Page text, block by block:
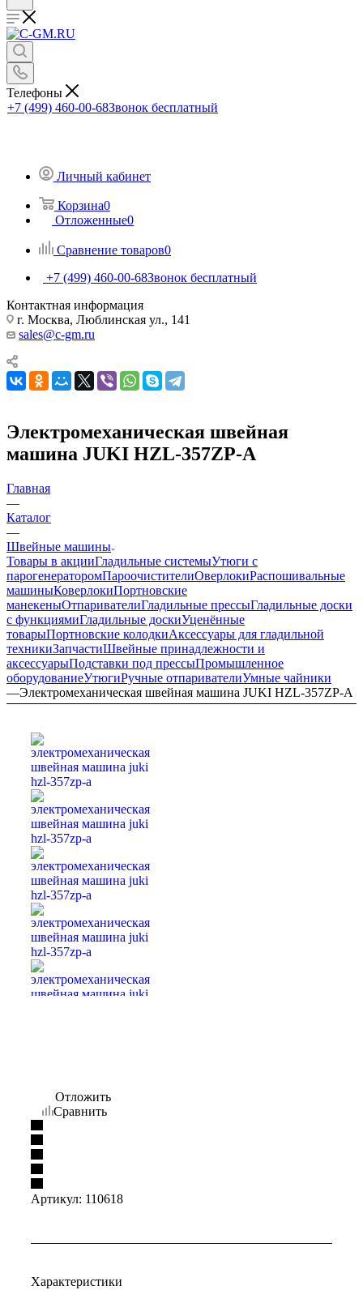
Телефоны
+7 (499) 460-00-68Звонок бесплатный
Личный кабинет
Корзина0
Отложенные0
Сравнение товаров0
+7 (499) 460-00-68Звонок бесплатный
Контактная информация
г. Москва, Люблинская ул., 141
sales@c-gm.ru
Электромеханическая швейная
машина JUKI HZL-357ZP-A
Главная
—
Каталог
—
Швейные машины
Товары в акцииГладильные системыУтюги с
парогенераторомПароочистителиОверлокиРаспошивальные
машиныКоверлокиПортновские
манекеныОтпаривателиГладильные прессыГладильные доски
с функциямиГладильные доскиУценённые
товарыПортновские колодкиАксессуары для гладильной
техникиЗапчастиШвейные принадлежности и
аксессуарыПодставки под прессыПромышленное
оборудованиеУтюгиРучные отпаривателиУмные чайники
—Электромеханическая швейная машина JUKI HZL-357ZP-A
Отложить
Сравнить
Артикул: 110618
Характеристики